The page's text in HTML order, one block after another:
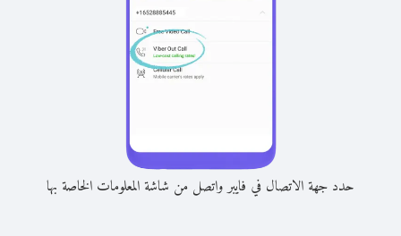
حدد جهة الاتصال في فايبر واتصل من شاشة المعلومات الخاصة بها